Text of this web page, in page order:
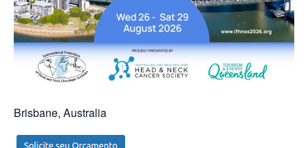
Brisbane, Australia